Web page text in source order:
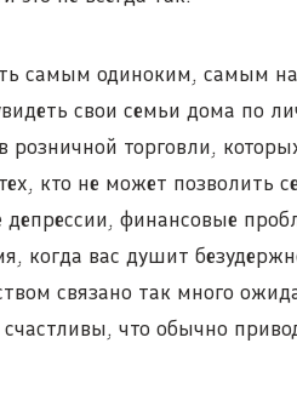
самым одиноким, самым
свои семьи дома по
торговли,
кто не может позволить
депрессии, финансовые
когда вас душит
связано так много
что обычно